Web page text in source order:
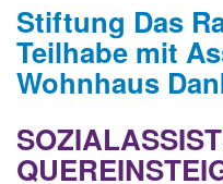
Stiftung Das
Teilhabe mit
Wohnhaus